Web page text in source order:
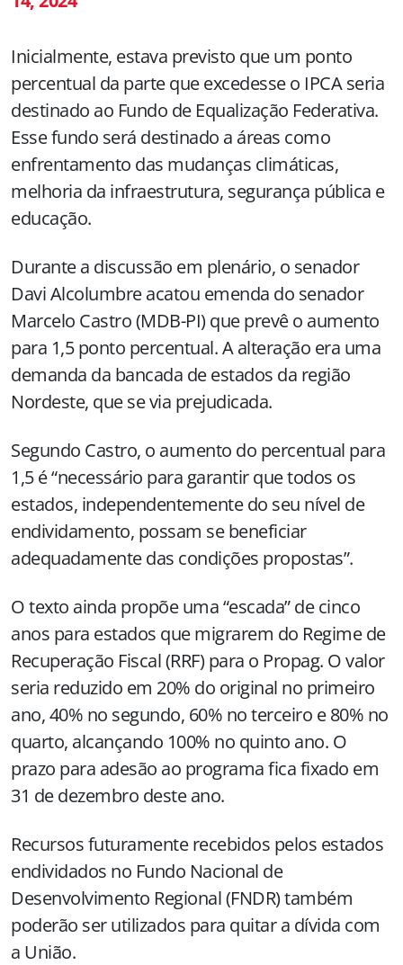
Inicialmente, estava previsto que um ponto
percentual da parte que excedesse o IPCA seria
destinado ao Fundo de Equalização Federativa.
Esse fundo será destinado a áreas como
enfrentamento das mudanças climáticas,
melhoria da infraestrutura, segurança pública e
educação.
Durante a discussão em plenário, o senador
Davi Alcolumbre acatou emenda do senador
Marcelo Castro (MDB-PI) que prevê o aumento
para 1,5 ponto percentual. A alteração era uma
demanda da bancada de estados da região
Nordeste, que se via prejudicada.
Segundo Castro, o aumento do percentual para
1,5 é “necessário para garantir que todos os
estados, independentemente do seu nível de
endividamento, possam se beneficiar
adequadamente das condições propostas”.
O texto ainda propõe uma “escada” de cinco
anos para estados que migrarem do Regime de
Recuperação Fiscal (RRF) para o Propag. O valor
seria reduzido em 20% do original no primeiro
ano, 40% no segundo, 60% no terceiro e 80% no
quarto, alcançando 100% no quinto ano. O
prazo para adesão ao programa fica fixado em
31 de dezembro deste ano.
Recursos futuramente recebidos pelos estados
endividados no Fundo Nacional de
Desenvolvimento Regional (FNDR) também
poderão ser utilizados para quitar a dívida com
a União.